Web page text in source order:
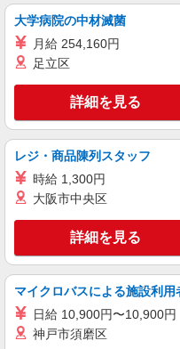
開店前の
レストラン
時給
じて昇給
て下記手当
100円）
（土日祝手
炭焼
ム・アウ
御殿場プレ
キープ
アルバイト パート
さわやか 御殿場インター店
主に閉店
／炭焼き
時給
す。 ≪基本
土日祝手
（毎時 プ
炭焼
（静岡県御
大学病院の中材滅菌
月給 254,160円
足立区
詳細を見る
レジ・商品陳列スタッフ
時給 1,300円
大阪市中央区
詳細を見る
マイクロバスによる施設利
日給 10,900円〜10,900円
神戸市須磨区